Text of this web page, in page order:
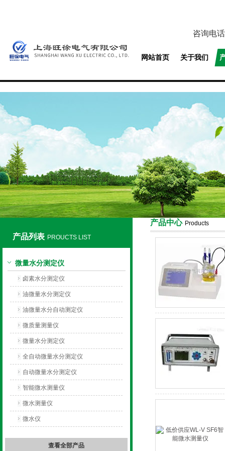
上海旺徐电气有限公司
咨询电
网站首页 关于我们
产品列表 PROUCTS LIST
微量水分测定仪
卤素水分测定仪
油微量水分测定仪
油微量水分自动测定仪
微质量测量仪
微量水分测定仪
全自动微量水分测定仪
自动微量水分测定仪
智能微水测量仪
微水测量仪
微水仪
查看全部产品
产品中心 Products